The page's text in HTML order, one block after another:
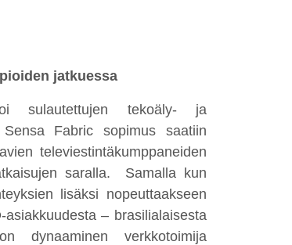
jatkuessa
sulautettujen tekoäly- ja
Fabric sopimus saatiin
televiestintäkumppaneiden
saralla. Samalla kun
lisäksi nopeuttaakseen
– brasilialaisesta
dynaaminen verkkotoimija